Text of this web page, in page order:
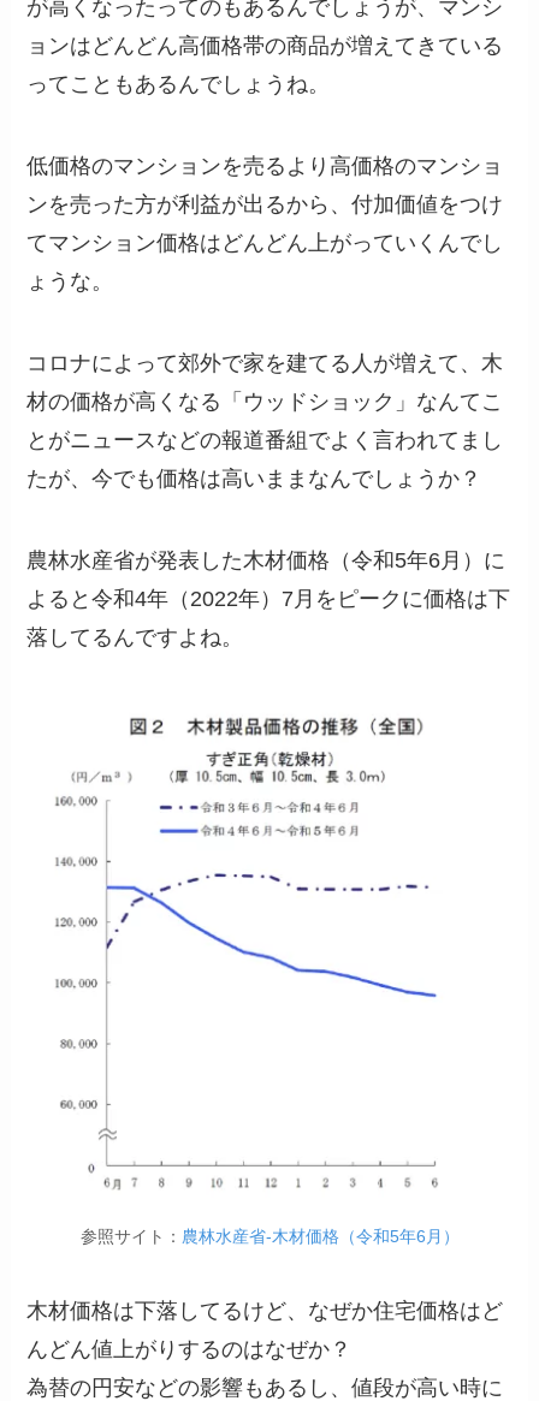
が高くなったってのもあるんでしょうが、マンシ
ョンはどんどん高価格帯の商品が増えてきている
ってこともあるんでしょうね。
低価格のマンションを売るより高価格のマンショ
ンを売った方が利益が出るから、付加価値をつけ
てマンション価格はどんどん上がっていくんでし
ょうな。
コロナによって郊外で家を建てる人が増えて、木
材の価格が高くなる「ウッドショック」なんてこ
とがニュースなどの報道番組でよく言われてまし
たが、今でも価格は高いままなんでしょうか？
農林水産省が発表した木材価格（令和5年6月）に
よると令和4年（2022年）7月をピークに価格は下
落してるんですよね。
参照サイト： 農林水産省-木材価格（令和5年6月）
木材価格は下落してるけど、なぜか住宅価格はど
んどん値上がりするのはなぜか？
為替の円安などの影響もあるし、値段が高い時に